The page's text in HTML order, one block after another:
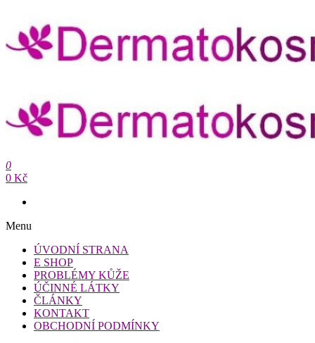
obsah
Dermatokosmetika.cz
Dermatokosmetika.cz
0
0 Kč
Menu
ÚVODNÍ STRANA
E SHOP
PROBLÉMY KŮŽE
ÚČINNÉ LÁTKY
ČLÁNKY
KONTAKT
OBCHODNÍ PODMÍNKY